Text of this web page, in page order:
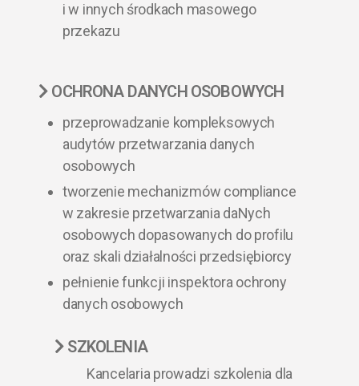
i w innych środkach masowego
przekazu
OCHRONA DANYCH OSOBOWYCH
przeprowadzanie kompleksowych
audytów przetwarzania danych
osobowych
tworzenie mechanizmów compliance
w zakresie przetwarzania daNych
osobowych dopasowanych do profilu
oraz skali działalności przedsiębiorcy
pełnienie funkcji inspektora ochrony
danych osobowych
SZKOLENIA
Kancelaria prowadzi szkolenia dla